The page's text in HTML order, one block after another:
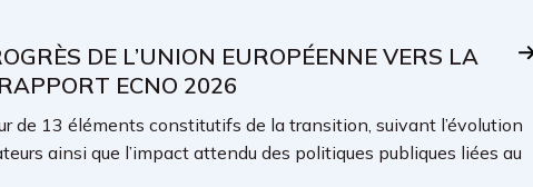
DE L’UNION EUROPÉENNE VERS LA
ECNO 2026
de 13 éléments constitutifs de la transition, suivant l’évolution
ainsi que l’impact attendu des politiques publiques liées au